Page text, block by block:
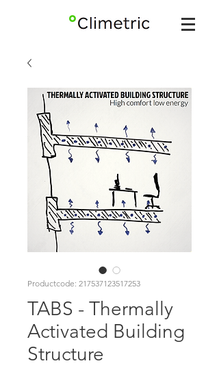
Productcode: 217537123517253
TABS - Thermally
Activated Building
Structure